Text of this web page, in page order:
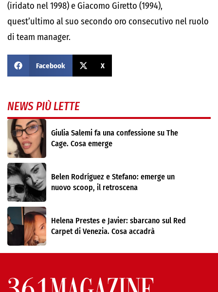
(iridato nel 1998) e Giacomo Giretto (1994),
quest’ultimo al suo secondo oro consecutivo nel ruolo
di team manager.
Facebook X
NEWS PIÙ LETTE
Giulia Salemi fa una confessione su The
Cage. Cosa emerge
Belen Rodríguez e Stefano: emerge un
nuovo scoop, il retroscena
Helena Prestes e Javier: sbarcano sul Red
Carpet di Venezia. Cosa accadrà